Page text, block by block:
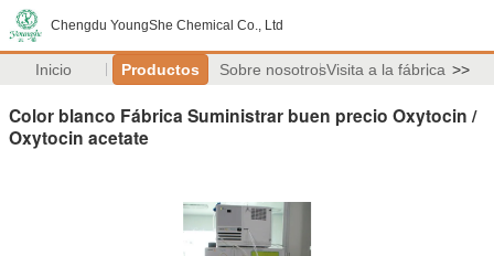
Chengdu YoungShe Chemical Co., Ltd
Inicio Productos Sobre nosotrosVisita a la fábrica >>
Color blanco Fábrica Suministrar buen precio Oxytocin /
Oxytocin acetate